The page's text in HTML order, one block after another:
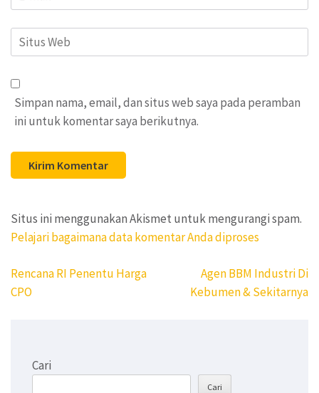
Situs
Web
Simpan nama, email, dan situs web saya pada peramban
ini untuk komentar saya berikutnya.
Situs ini menggunakan Akismet untuk mengurangi spam.
Pelajari bagaimana data komentar Anda diproses
Navigasi
pos
Rencana RI Penentu Harga
CPO
Agen BBM Industri Di
Kebumen & Sekitarnya
Cari
Cari